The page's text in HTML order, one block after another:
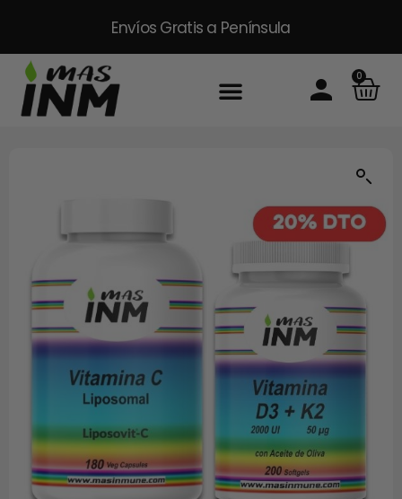
Envíos Gratis a Península
0